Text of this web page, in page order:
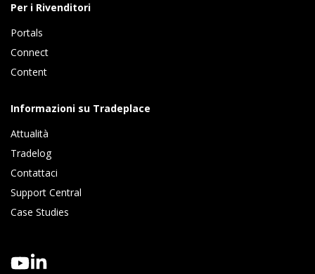
Per i Rivenditori
Portals
Connect
Content
Informazioni su Tradeplace
Attualità
Tradelog
Contattaci
Support Central
Case Studies